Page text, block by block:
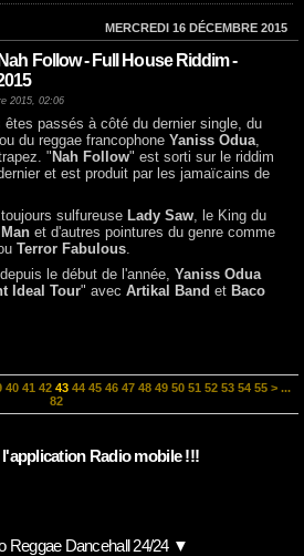
MERCREDI 16 DÉCEMBRE 2015
Follow - Full House Riddim -
2015, 02:06
êtes passés à côté du dernier single, du
du reggae francophoneYaniss Odua
" Nah Follow" est sorti sur le riddim
et est produit par les jamaïcains de
sulfureuse Lady Saw , le King du
et d'autres pointures du genre comme
Terror Fabulous
le début de l'année, Yaniss Odua
Ideal Tour" avec Artikal Band et Baco
40 41 42 43 44 45 46 47 48 49 50 51 52 53 54 55 > ...
82
Radio mobile !!!
Reggae Dancehall 24/24 ▼